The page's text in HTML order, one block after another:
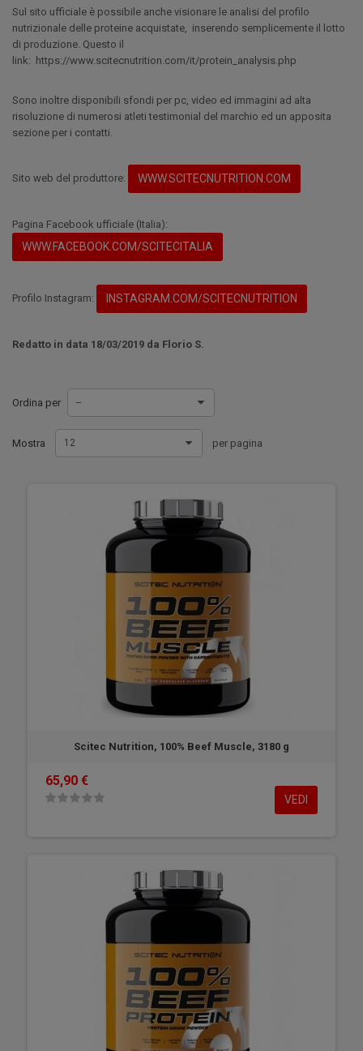
Sul sito ufficiale è possibile anche visionare le analisi del profilo
nutrizionale delle proteine acquistate, inserendo semplicemente il lotto
di produzione. Questo il
link: https://www.scitecnutrition.com/it/protein_analysis.php
Sono inoltre disponibili sfondi per pc, video ed immagini ad alta
risoluzione di numerosi atleti testimonial del marchio ed un apposita
sezione per i contatti.
Sito web del produttore: WWW.SCITECNUTRITION.COM
Pagina Facebook ufficiale (Italia):
WWW.FACEBOOK.COM/SCITECITALIA
Profilo Instagram: INSTAGRAM.COM/SCITECNUTRITION
Redatto in data 18/03/2019 da Florio S.
Ordina per --
Mostra 12 per pagina
Scitec Nutrition, 100% Beef Muscle, 3180 g
65,90 €
VEDI